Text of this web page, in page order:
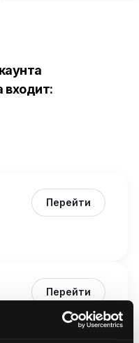
входит:
Перейти
Перейти